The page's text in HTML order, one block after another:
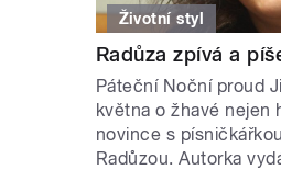
Životní styl
Radůza zpívá a
Páteční Noční proud
května o žhavé nejen
novince s
Radůzou. Autorka